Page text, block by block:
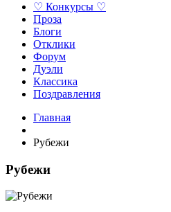
♡ Конкурсы ♡
Проза
Блоги
Отклики
Форум
Дуэли
Классика
Поздравления
Главная
Рубежи
Рубежи